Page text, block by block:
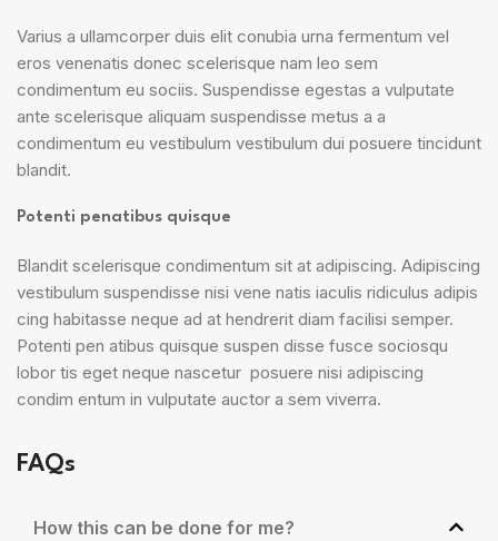
Varius a ullamcorper duis elit conubia urna fermentum vel
eros venenatis donec scelerisque nam leo sem
condimentum eu sociis. Suspendisse egestas a vulputate
ante scelerisque aliquam suspendisse metus a a
condimentum eu vestibulum vestibulum dui posuere tincidunt
blandit.
Potenti penatibus quisque
Blandit scelerisque condimentum sit at adipiscing. Adipiscing
vestibulum suspendisse nisi vene natis iaculis ridiculus adipis
cing habitasse neque ad at hendrerit diam facilisi semper.
Potenti pen atibus quisque suspen disse fusce sociosqu
lobor tis eget neque nascetur posuere nisi adipiscing
condim entum in vulputate auctor a sem viverra.
FAQs
How this can be done for me?